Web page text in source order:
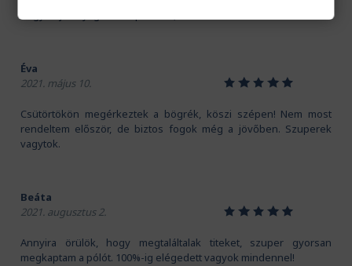
Éva
2021. május 10.
12345
Csütörtökön megérkeztek a bögrék, köszi szépen! Nem most
rendeltem először, de biztos fogok még a jövőben. Szuperek
vagytok.
Beáta
2021. augusztus 2.
12345
Annyira örülök, hogy megtaláltalak titeket, szuper gyorsan
megkaptam a pólót. 100%-ig elégedett vagyok mindennel!